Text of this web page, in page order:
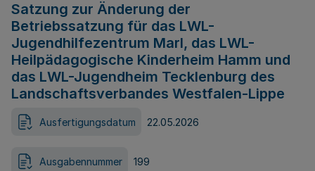
Satzung zur Änderung der
Betriebssatzung für das LWL-
Jugendhilfezentrum Marl, das LWL-
Heilpädagogische Kinderheim Hamm und
das LWL-Jugendheim Tecklenburg des
Landschaftsverbandes Westfalen-Lippe
Ausfertigungsdatum 22.05.2026
Ausgabennummer 199